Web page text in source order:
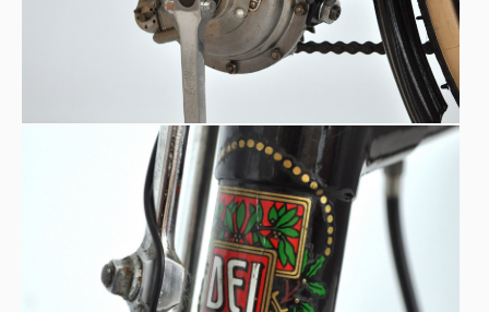
Technical notes:
Front headlamp and rear taillight
Chain fairing
Tool bag under the seat
Unique gearbox BETWEEN the pedals